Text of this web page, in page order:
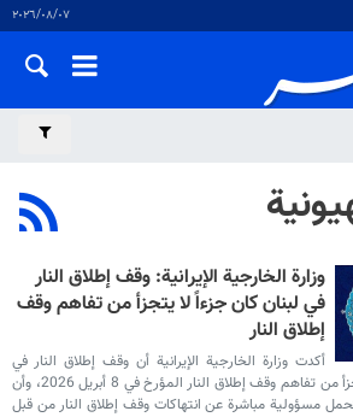
٠٧‏/٠٨‏/٢٠٢٦
وزارة الخارجية الإيرانية: وقف إطلاق النار
في لبنان كان جزءاً لا يتجزأ من تفاهم وقف
إطلاق النار
أكدت وزارة الخارجية الإيرانية أن وقف إطلاق النار في
لبنان كان جزءاً لا يتجزأ من تفاهم وقف إطلاق النار المؤرخ في 8 أبريل 2026، وأن
مسؤولية مباشرة عن انتهاكات وقف إطلاق النار من قبل